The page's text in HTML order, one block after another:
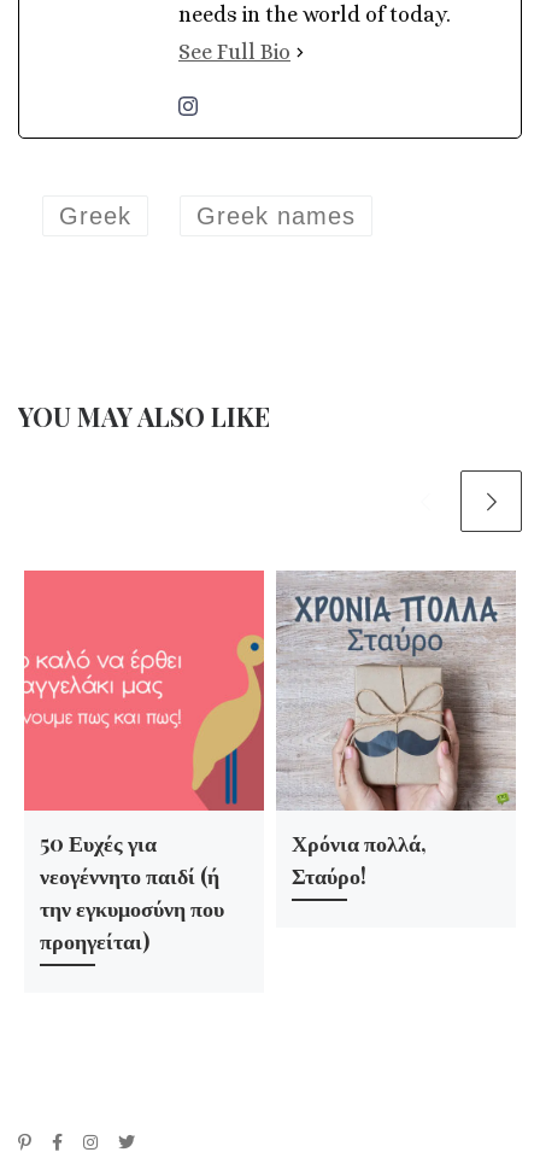
needs in the world of today.
See Full Bio
Greek Greek names
YOU MAY ALSO LIKE
50 Ευχές για
νεογέννητο παιδί (ή
την εγκυμοσύνη που
προηγείται)
Χρόνια πολλά,
Σταύρο!